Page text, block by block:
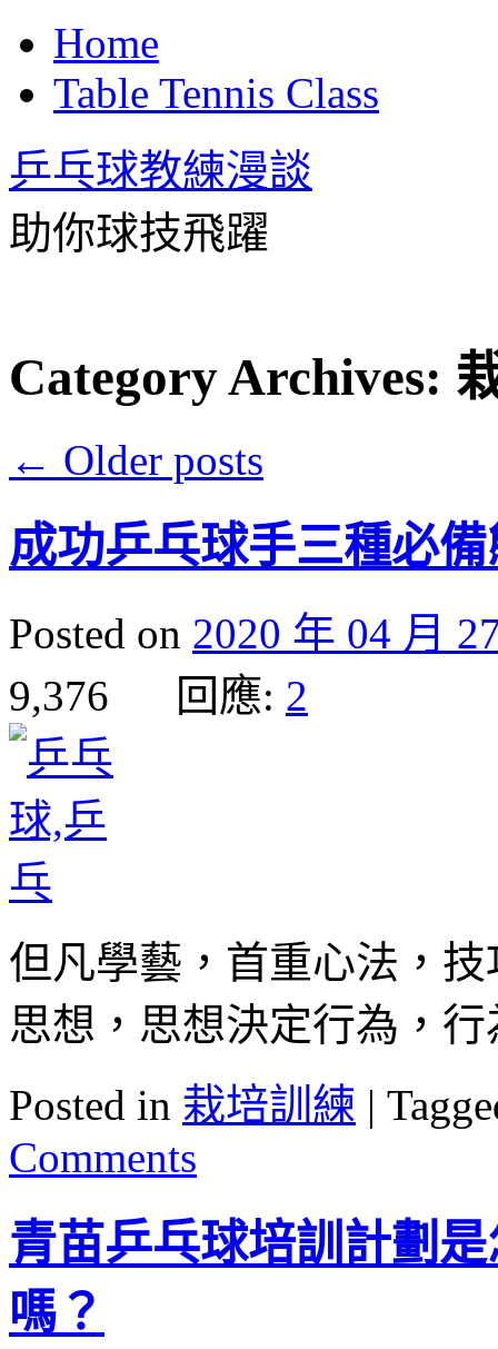
Home
Table Tennis Class
乒乓球教練漫談
助你球技飛躍
Category Archives:
← Older posts
成功乒乓球手三種必
Posted on 2020 年 04 月
9,376 回應: 2
但凡學藝，首重心法，
思想，思想決定行為，
Posted in 栽培訓練 |
Comments
青苗乒乓球培訓計劃
嗎？